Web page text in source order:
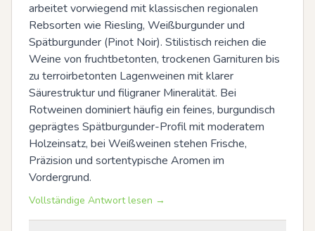
arbeitet vorwiegend mit klassischen regionalen
Rebsorten wie Riesling, Weißburgunder und
Spätburgunder (Pinot Noir). Stilistisch reichen die
Weine von fruchtbetonten, trockenen Garnituren bis
zu terroirbetonten Lagenweinen mit klarer
Säurestruktur und filigraner Mineralität. Bei
Rotweinen dominiert häufig ein feines, burgundisch
geprägtes Spätburgunder-Profil mit moderatem
Holzeinsatz, bei Weißweinen stehen Frische,
Präzision und sortentypische Aromen im
Vordergrund.
Vollständige Antwort lesen →